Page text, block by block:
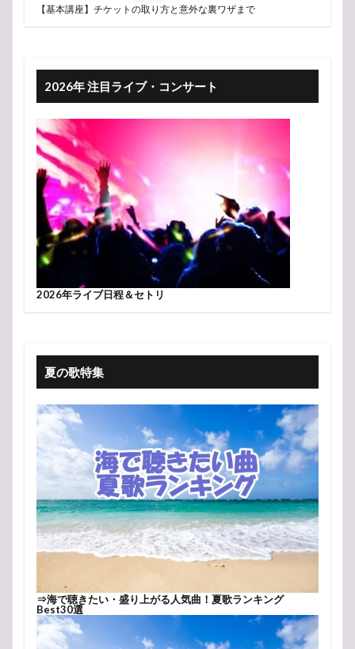
【基本講座】チケットの取り方と意外な裏ワザまで
2026年 注目ライブ・コンサート
2026年ライブ日程＆セトリ
夏の歌特集
⇒海で聴きたい・盛り上がる人気曲！夏歌ランキング
Best30選